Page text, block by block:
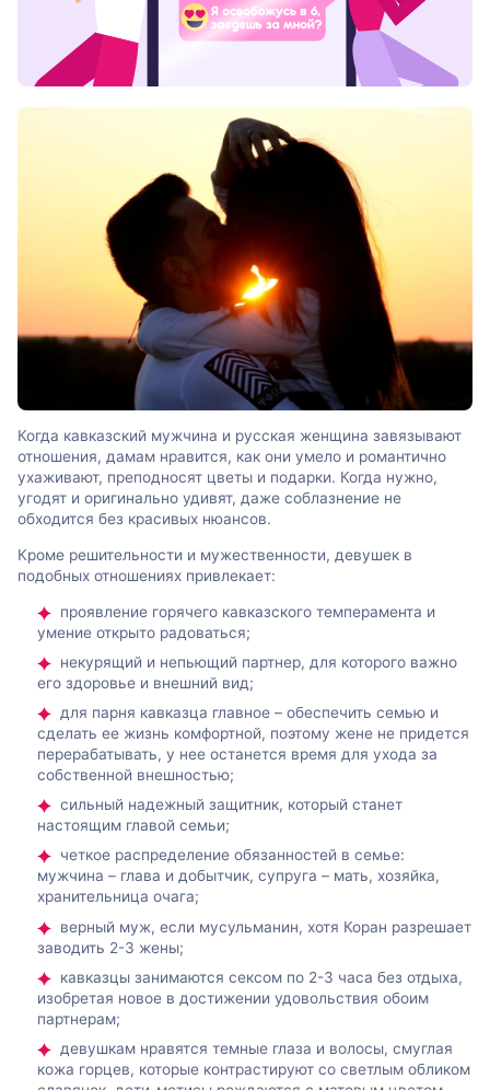
Когда кавказский мужчина и русская женщина завязывают
отношения, дамам нравится, как они умело и романтично
ухаживают, преподносят цветы и подарки. Когда нужно,
угодят и оригинально удивят, даже соблазнение не
обходится без красивых нюансов.
Кроме решительности и мужественности, девушек в
подобных отношениях привлекает:
проявление горячего кавказского темперамента и
умение открыто радоваться;
некурящий и непьющий партнер, для которого важно
его здоровье и внешний вид;
для парня кавказца главное – обеспечить семью и
сделать ее жизнь комфортной, поэтому жене не придется
перерабатывать, у нее останется время для ухода за
собственной внешностью;
сильный надежный защитник, который станет
настоящим главой семьи;
четкое распределение обязанностей в семье:
мужчина – глава и добытчик, супруга – мать, хозяйка,
хранительница очага;
верный муж, если мусульманин, хотя Коран разрешает
заводить 2-3 жены;
кавказцы занимаются сексом по 2-3 часа без отдыха,
изобретая новое в достижении удовольствия обоим
партнерам;
девушкам нравятся темные глаза и волосы, смуглая
кожа горцев, которые контрастируют со светлым обликом